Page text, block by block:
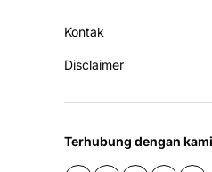
Kontak
Disclaimer
Terhubung dengan kami